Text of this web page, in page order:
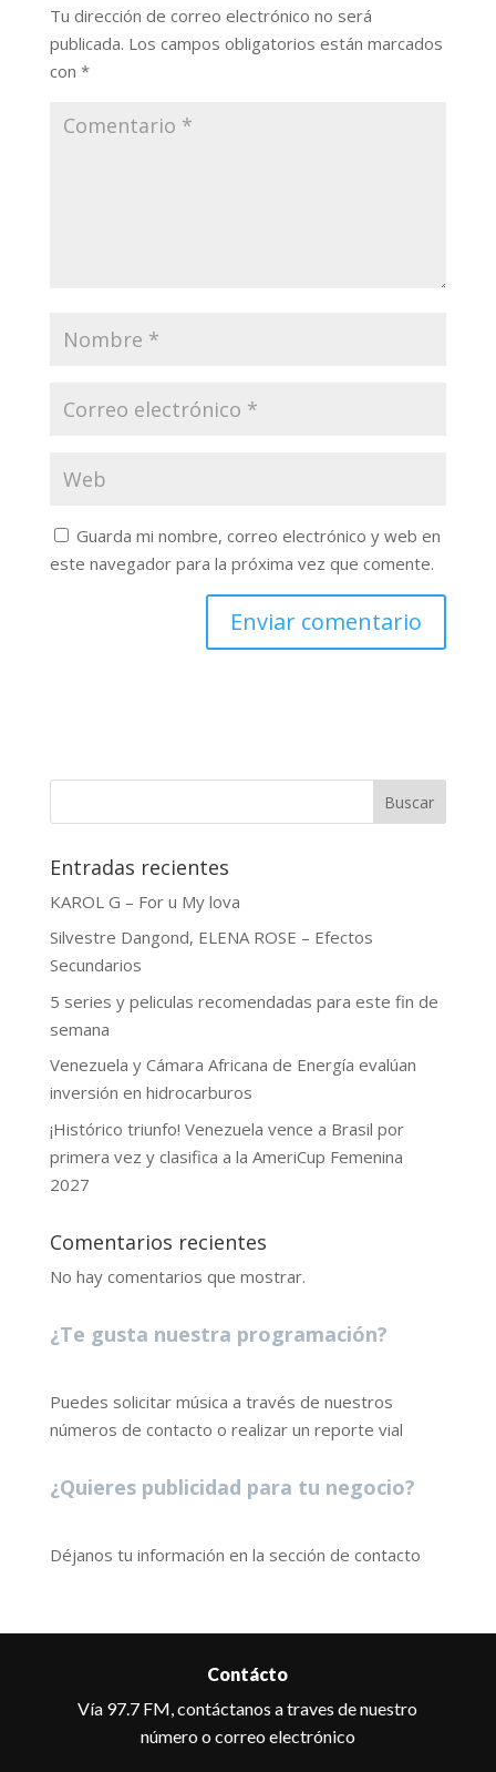
Tu dirección de correo electrónico no será
publicada. Los campos obligatorios están marcados
con *
Guarda mi nombre, correo electrónico y web en
este navegador para la próxima vez que comente.
Buscar
Entradas recientes
KAROL G – For u My lova
Silvestre Dangond, ELENA ROSE – Efectos
Secundarios
5 series y peliculas recomendadas para este fin de
semana
Venezuela y Cámara Africana de Energía evalúan
inversión en hidrocarburos
¡Histórico triunfo! Venezuela vence a Brasil por
primera vez y clasifica a la AmeriCup Femenina
2027
Comentarios recientes
No hay comentarios que mostrar.
¿Te gusta nuestra programación?
Puedes solicitar música a través de nuestros
números de contacto o realizar un reporte vial
¿Quieres publicidad para tu negocio?
Déjanos tu información en la sección de contacto
Contácto
Vía 97.7 FM, contáctanos a traves de nuestro
número o correo electrónico